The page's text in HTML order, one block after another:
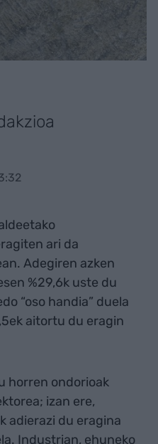
ari da
Adegiren azken
%29,6k uste du
“oso handia” duela
aitortu du eragin
horren ondorioak
izan ere,
adierazi du eragina
Industrian, ehuneko